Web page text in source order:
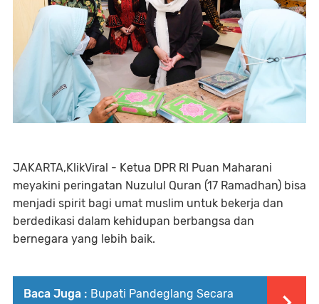
JAKARTA,KlikViral - Ketua DPR RI Puan Maharani
meyakini peringatan Nuzulul Quran (17 Ramadhan) bisa
menjadi spirit bagi umat muslim untuk bekerja dan
berdedikasi dalam kehidupan berbangsa dan
bernegara yang lebih baik.
Baca Juga : Bupati Pandeglang Secara